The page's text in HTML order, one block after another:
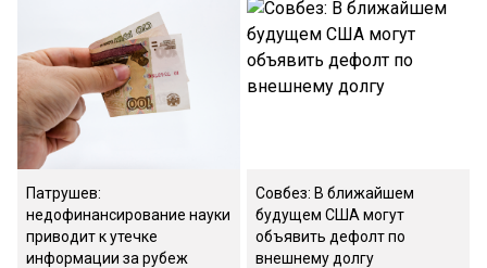
Патрушев:
недофинансирование науки
приводит к утечке
информации за рубеж
Совбез: В ближайшем
будущем США могут
объявить дефолт по
внешнему долгу